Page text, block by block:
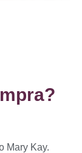
Mary Kay.